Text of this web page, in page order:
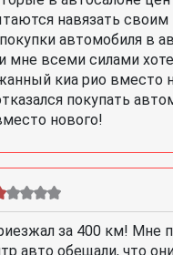
навязать своим
автомобиля в
мне всеми силами
киа рио вместо
покупать
нового!
за 400 км! Мне
авто обещали, что